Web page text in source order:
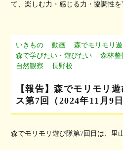
て、楽しむ力・感じる力・協調性を
いきもの 動画
森でモリモリ
森で学びたい・遊びたい
森林整
自然観察
長野校
【報告】森でモリモリ
ス第7回（2024年11月9
森でモリモリ遊び隊第7回目は、里